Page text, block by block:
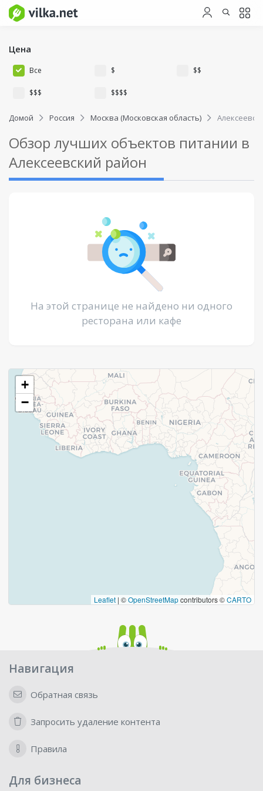
Цена
Все $ $$
$$$ $$$$
Домой Россия Москва (Московская область)
Обзор лучших объектов питании в
Алексеевский район
На этой странице не найдено ни одного
ресторана или кафе
+
−
Leaflet | ©OpenStreetMapcontributors ©CARTO
Навигация
Обратная связь
Запросить удаление контента
Правила
Для бизнеса